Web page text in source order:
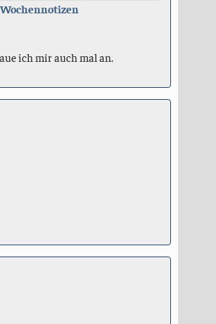
Wochennotizen
ich mir auch mal an.